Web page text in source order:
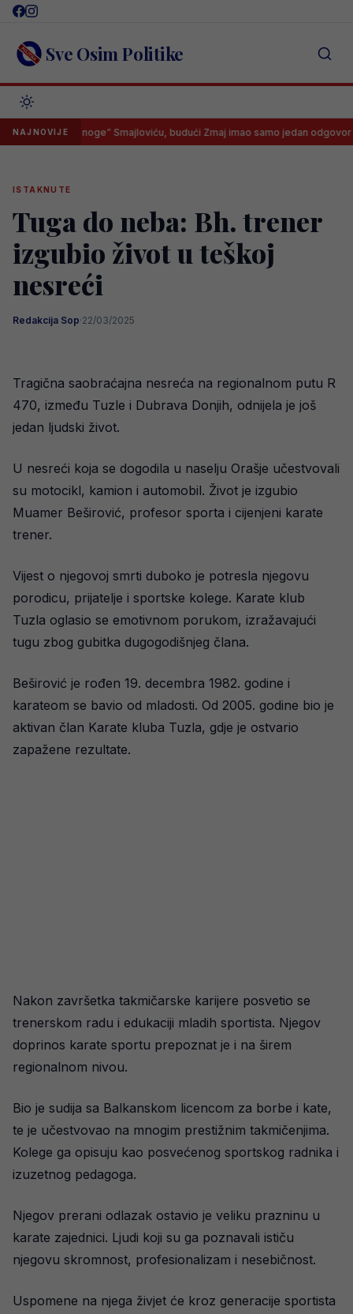
Skip
content Sve Osim Politike
NAJNOVIJE
“na noge” Smajloviću, budući Zmaj imao samo jedan odgovor
ISTAKNUTE
Tuga do neba: Bh. trener
izgubio život u teškoj
nesreći
Redakcija Sop·22/03/2025
Tragična saobraćajna nesreća na regionalnom putu R
470, između Tuzle i Dubrava Donjih, odnijela je još
jedan ljudski život.
U nesreći koja se dogodila u naselju Orašje učestvovali
su motocikl, kamion i automobil. Život je izgubio
Muamer Beširović, profesor sporta i cijenjeni karate
trener.
Vijest o njegovoj smrti duboko je potresla njegovu
porodicu, prijatelje i sportske kolege. Karate klub
Tuzla oglasio se emotivnom porukom, izražavajući
tugu zbog gubitka dugogodišnjeg člana.
Beširović je rođen 19. decembra 1982. godine i
karateom se bavio od mladosti. Od 2005. godine bio je
aktivan član Karate kluba Tuzla, gdje je ostvario
zapažene rezultate.
Nakon završetka takmičarske karijere posvetio se
trenerskom radu i edukaciji mladih sportista. Njegov
doprinos karate sportu prepoznat je i na širem
regionalnom nivou.
Bio je sudija sa Balkanskom licencom za borbe i kate,
te je učestvovao na mnogim prestižnim takmičenjima.
Kolege ga opisuju kao posvećenog sportskog radnika i
izuzetnog pedagoga.
Njegov prerani odlazak ostavio je veliku prazninu u
karate zajednici. Ljudi koji su ga poznavali ističu
njegovu skromnost, profesionalizam i nesebičnost.
Uspomene na njega živjet će kroz generacije sportista